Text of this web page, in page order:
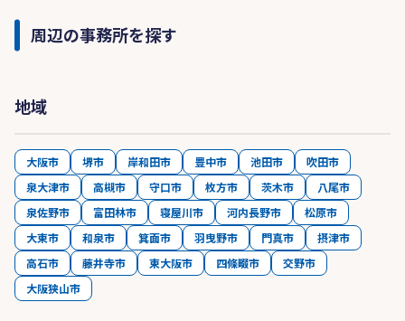
周辺の事務所を探す
地域
大阪市 堺市 岸和田市 豊中市 池田市
吹田市
泉大津市
高槻市 守口市 枚方市 茨木市
八尾市
泉佐野市
富田林市 寝屋川市 河内長野市
松原市
大東市
和泉市 箕面市 羽曳野市 門真市
摂津市
高石市
藤井寺市 東大阪市 四條畷市
交野市
大阪狭山市